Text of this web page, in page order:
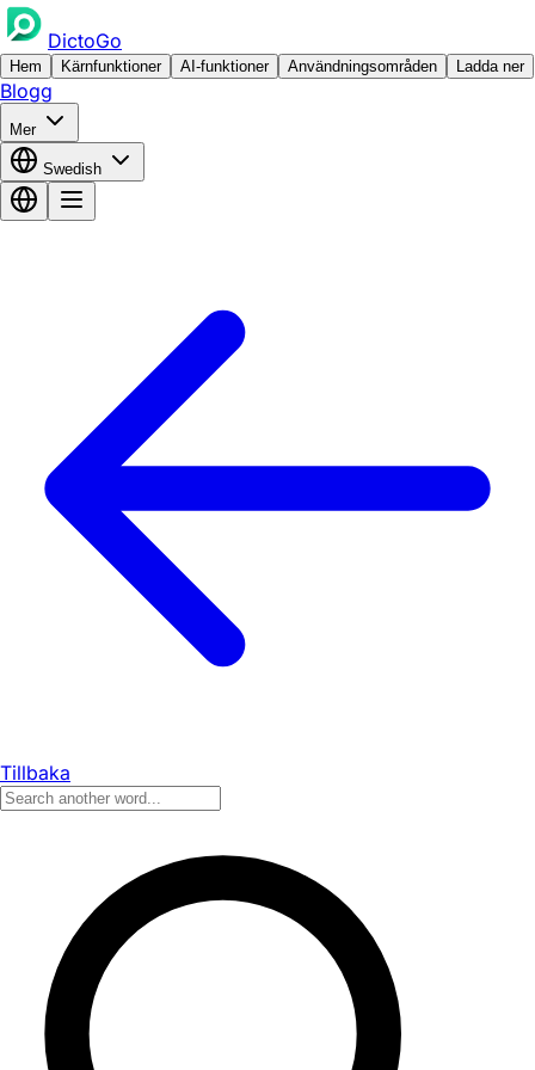
DictoGo
Hem Kärnfunktioner AI-funktioner Användningsområden Ladda ner
Blogg
Mer
Swedish
Tillbaka